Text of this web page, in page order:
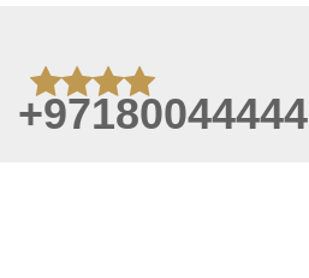
+97180044444